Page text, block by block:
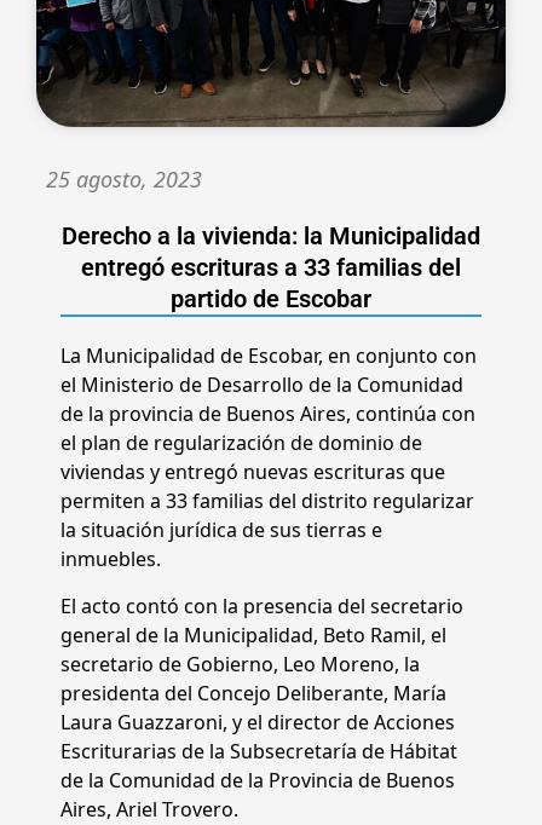
25 agosto, 2023
Derecho a la vivienda: la Municipalidad
entregó escrituras a 33 familias del
partido de Escobar
La Municipalidad de Escobar, en conjunto con
el Ministerio de Desarrollo de la Comunidad
de la provincia de Buenos Aires, continúa con
el plan de regularización de dominio de
viviendas y entregó nuevas escrituras que
permiten a 33 familias del distrito regularizar
la situación jurídica de sus tierras e
inmuebles.
El acto contó con la presencia del secretario
general de la Municipalidad, Beto Ramil, el
secretario de Gobierno, Leo Moreno, la
presidenta del Concejo Deliberante, María
Laura Guazzaroni, y el director de Acciones
Escriturarias de la Subsecretaría de Hábitat
de la Comunidad de la Provincia de Buenos
Aires, Ariel Trovero.